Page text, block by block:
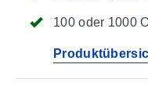
100 oder 1000